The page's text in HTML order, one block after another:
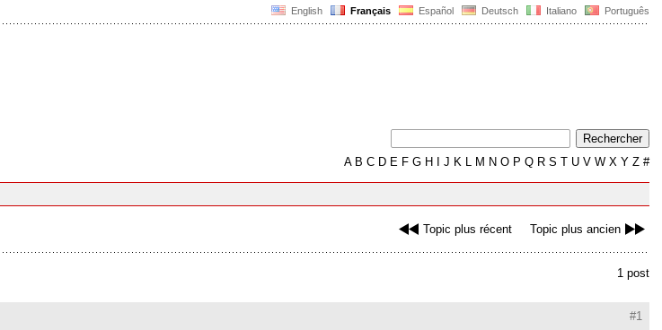
English Français Español Deutsch Italiano Português
AB C D E F G H J K L M N O P Q R S T U V W X Y Z #
Topic plus récent Topic plus ancien
1 post
#1